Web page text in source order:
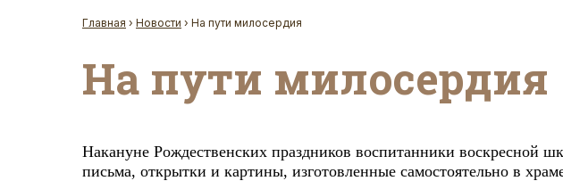
Главная › Новости › На пути милосердия
На пути милосердия
Накануне Рождественских праздников воспитанники воскресной
письма, открытки и картины, изготовленные самостоятельно в